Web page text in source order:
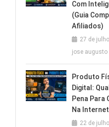
Com
(Guia
Afiliados)
27 de
jose augusto
Produto
Digital:
Pena Para
Na
22 de